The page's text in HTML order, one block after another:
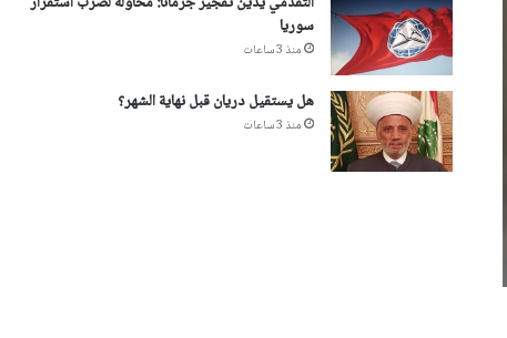
سوريا
منذ 3 ساعات
هل يستقيل دريان قبل نهاية الشهر؟
منذ 3 ساعات